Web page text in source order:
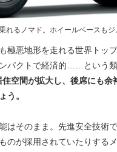
るノマド。ホイールベースも
極悪地形を走れる世界トッ
パクトで経済的……という
空間が拡大し、後席にも
う。
はそのまま。先進安全技術
のが採用されていたりする